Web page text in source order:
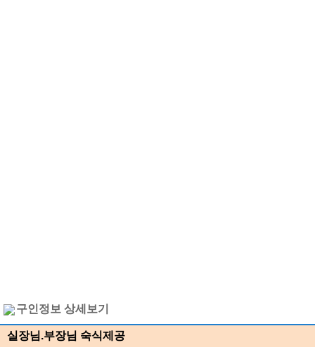
구인정보 상세보기
실장님.부장님 숙식제공